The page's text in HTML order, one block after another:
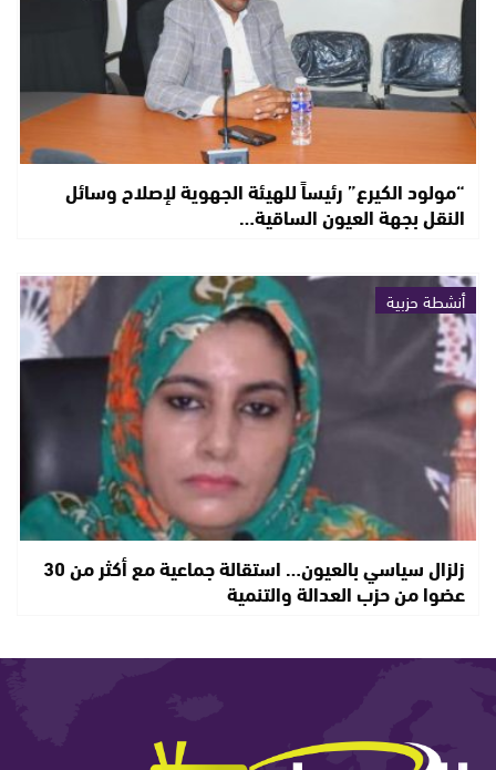
“مولود الكيرع” رئيساً للهيئة الجهوية لإصلاح وسائل
النقل بجهة العيون الساقية…
أنشطة حزبية
زلزال سياسي بالعيون… استقالة جماعية مع أكثر من 30
عضوا من حزب العدالة والتنمية